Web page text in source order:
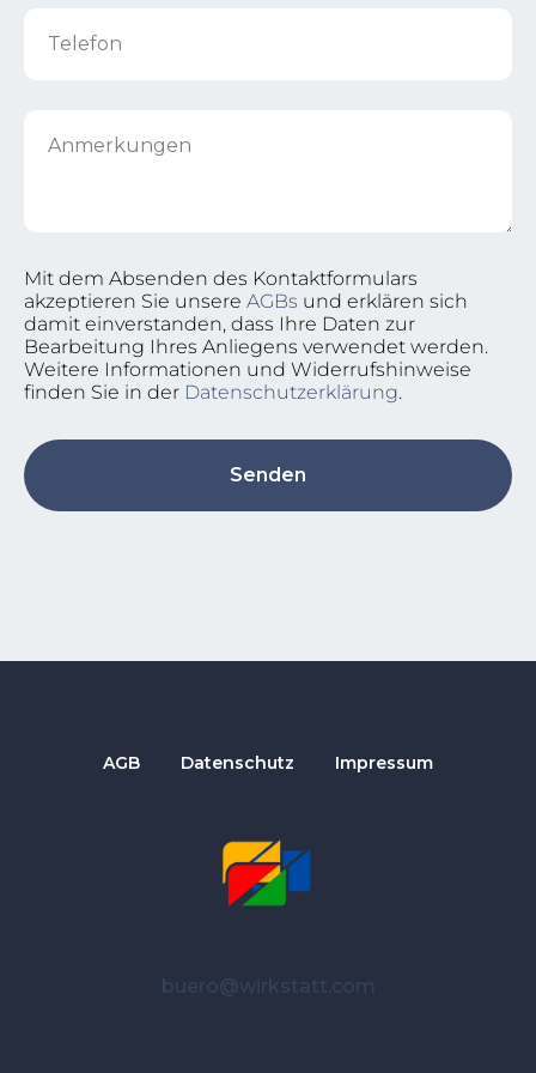
Telefon
Anmerkungen
Mit dem Absenden des Kontaktformulars
akzeptieren Sie unsere AGBs und erklären sich
damit einverstanden, dass Ihre Daten zur
Bearbeitung Ihres Anliegens verwendet werden.
Weitere Informationen und Widerrufshinweise
finden Sie in der Datenschutzerklärung.
Senden
AGB Datenschutz Impressum
buero@wirkstatt.com